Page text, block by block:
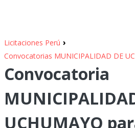
Licitaciones Perú ›
Convocatorias MUNICIPALIDAD DE
Convocatoria
UCHUMAYO